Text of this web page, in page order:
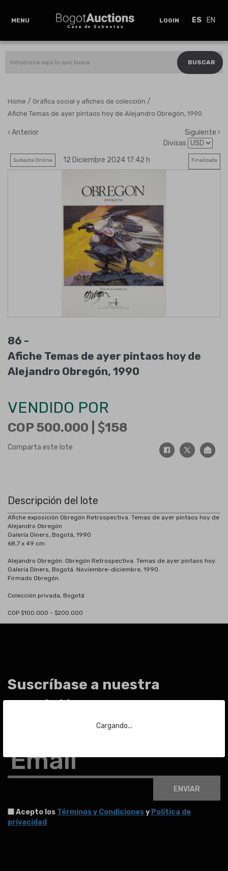
Cargando...
MENU LOGIN ES EN
BUSCAR
Home / Gráfica social y afiches de colección /
Afiche Temas de ayer pintaos hoy de Alejandro Obregón, 1990
Anterior
Siguiente
Divisas
Subasta Online 12 Diciembre 2024 17:42 h Finalizada
86 -
Afiche Temas de ayer pintaos hoy de
Alejandro Obregón, 1990
VENDIDO POR
COP 500.000 | 158
Comparta este lote
Descripción del lote
Afiche exposición Obregón Retrospectiva. Temas de ayer pintaos hoy de
Alejandro Obregón
Galería Diners, Bogotá, 1990
68,7 x 49 cm
Alejandro Obregón. Obregón Retrospectiva. Temas de ayer pintaos hoy.
Galería Diners, Bogotá. Noviembre-diciembre, 1990.
Firmado Obregón.
Colección privada, Bogotá
COP $100.000 - $200.000
Suscríbase a nuestra
newsletter
Para estar al día de las últimas noticias sobre subastas y mucho más.
Email
ENVIAR
Acepto los Términos y Condicionesy Política de
privacidad